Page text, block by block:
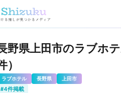
野県上田市のラブホ
）
ラブホテル 長野県 上田市
#4件掲載